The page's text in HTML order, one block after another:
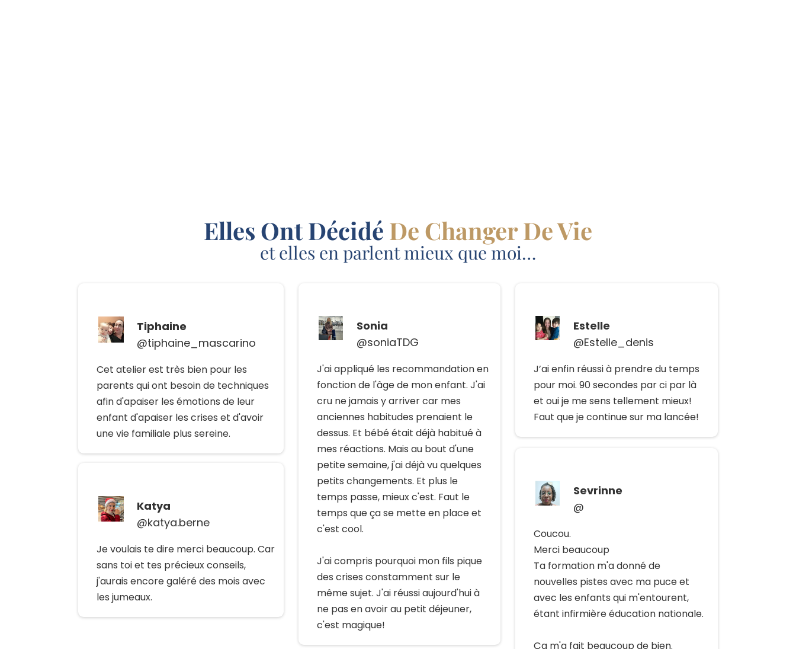
Elles Ont Décidé De Changer De Vie
et elles en parlent mieux que moi…
Tiphaine
@tiphaine_mascarino
Cet atelier est très bien pour les
parents qui ont besoin de techniques
afin d'apaiser les émotions de leur
enfant d'apaiser les crises et d'avoir
une vie familiale plus sereine.
Katya
@katya.berne
Je voulais te dire merci beaucoup. Car
sans toi et tes précieux conseils,
j'aurais encore galéré des mois avec
les jumeaux.
Sonia
@soniaTDG
J'ai appliqué les recommandation en
fonction de l'âge de mon enfant. J'ai
cru ne jamais y arriver car mes
anciennes habitudes prenaient le
dessus. Et bébé était déjà habitué à
mes réactions. Mais au bout d'une
petite semaine, j'ai déjà vu quelques
petits changements. Et plus le
temps passe, mieux c'est. Faut le
temps que ça se mette en place et
c'est cool.
J'ai compris pourquoi mon fils pique
des crises constamment sur le
même sujet. J'ai réussi aujourd'hui à
ne pas en avoir au petit déjeuner,
c'est magique!
Estelle
@Estelle_denis
J’ai enfin réussi à prendre du temps
pour moi. 90 secondes par ci par là
et oui je me sens tellement mieux!
Faut que je continue sur ma lancée!
Sevrinne
@
Coucou.
Merci beaucoup
Ta formation m'a donné de
nouvelles pistes avec ma puce et
avec les enfants qui m'entourent,
étant infirmière éducation nationale.
Ça m'a fait beaucoup de bien.